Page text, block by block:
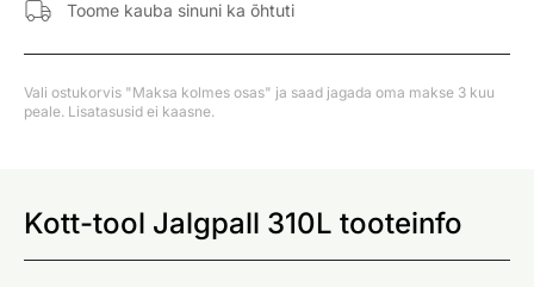
Toome kauba sinuni ka õhtuti
Vali ostukorvis "Maksa kolmes osas" ja saad jagada oma makse 3 kuu
peale. Lisatasusid ei kaasne.
Kott-tool Jalgpall 310L tooteinfo